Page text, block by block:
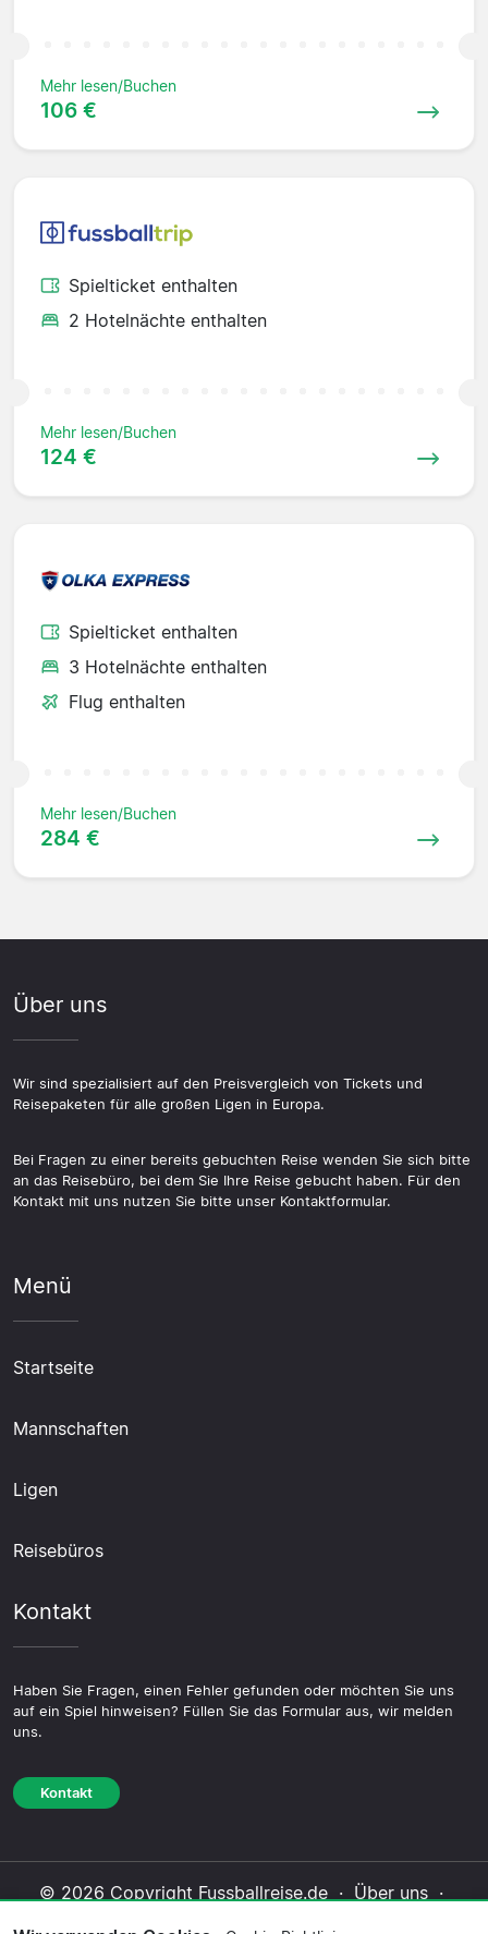
Mehr lesen/Buchen
106 €
Spielticket enthalten
2 Hotelnächte enthalten
Mehr lesen/Buchen
124 €
Spielticket enthalten
3 Hotelnächte enthalten
Flug enthalten
Mehr lesen/Buchen
284 €
Über uns
Wir sind spezialisiert auf den Preisvergleich von Tickets und
Reisepaketen für alle großen Ligen in Europa.
Bei Fragen zu einer bereits gebuchten Reise wenden Sie sich bitte
an das Reisebüro, bei dem Sie Ihre Reise gebucht haben. Für den
Kontakt mit uns nutzen Sie bitte unser Kontaktformular.
Menü
Startseite
Mannschaften
Ligen
Reisebüros
Kontakt
Haben Sie Fragen, einen Fehler gefunden oder möchten Sie uns
auf ein Spiel hinweisen? Füllen Sie das Formular aus, wir melden
uns.
Kontakt
© 2026 Copyright Fussballreise.de · Über uns ·